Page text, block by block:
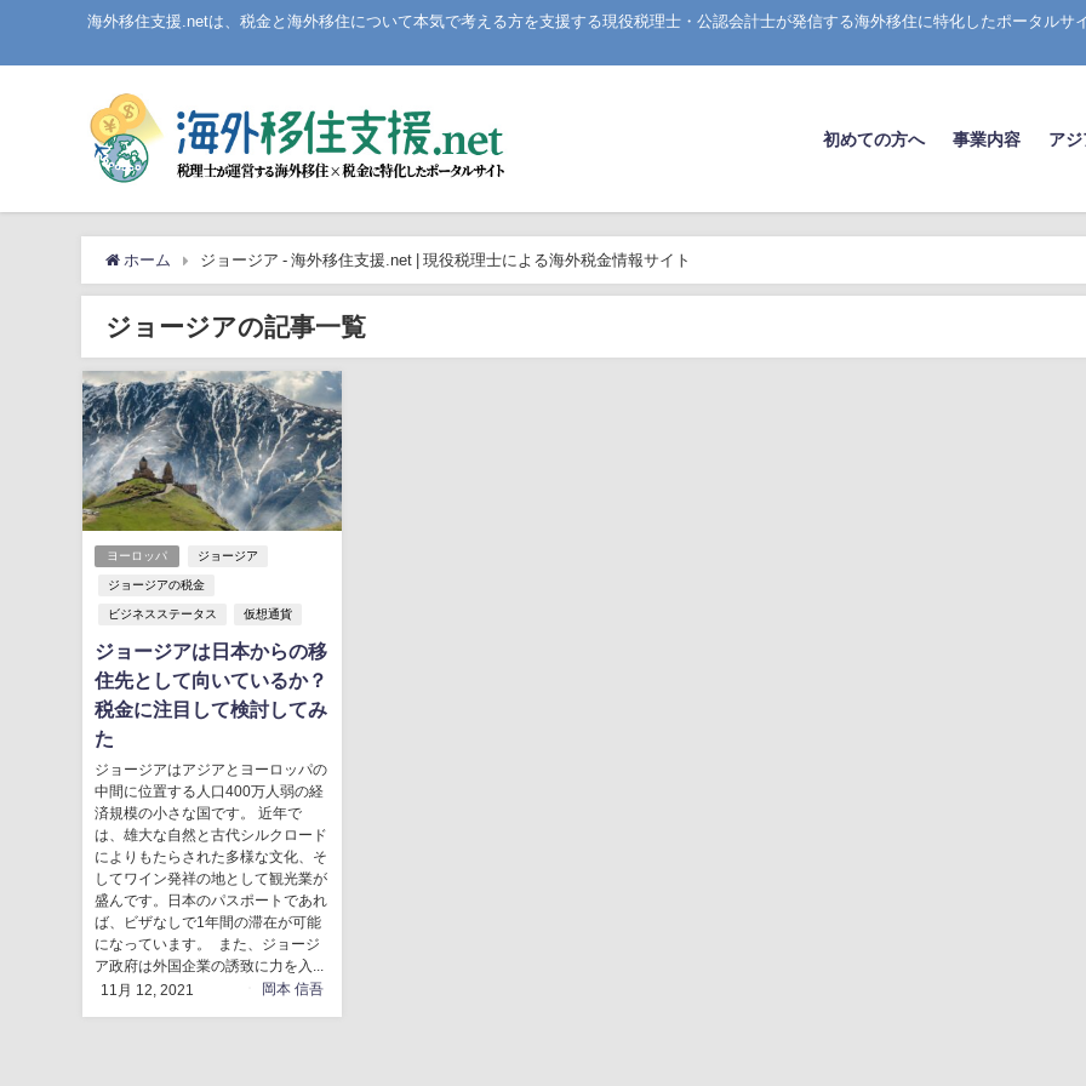
海外移住支援.netは、税金と海外移住について本気で考える方を支援する現役税理士・公認会計士が発信する海外移住に特化したポータルサ
初めての方へ 事業内容 アジ
ホーム ジョージア - 海外移住支援.net | 現役税理士による海外税金情報サイト
ジョージアの記事一覧
ヨーロッパ ジョージア
ジョージアの税金
ビジネスステータス 仮想通貨
ジョージアは日本からの移
住先として向いているか？
税金に注目して検討してみ
た
ジョージアはアジアとヨーロッパの
中間に位置する人口400万人弱の経
済規模の小さな国です。 近年で
は、雄大な自然と古代シルクロード
によりもたらされた多様な文化、そ
してワイン発祥の地として観光業が
盛んです。日本のパスポートであれ
ば、ビザなしで1年間の滞在が可能
になっています。 また、ジョージ
ア政府は外国企業の誘致に力を入...
11月 12, 2021
岡本 信吾